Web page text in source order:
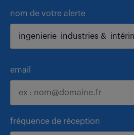
nom de votre alerte
email
fréquence de réception